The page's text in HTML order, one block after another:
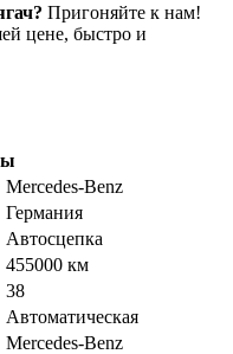
Пригоняйте к нам!
цене, быстро и
Mercedes-Benz
Германия
Автосцепка
455000 км
38
Автоматическая
Mercedes-Benz